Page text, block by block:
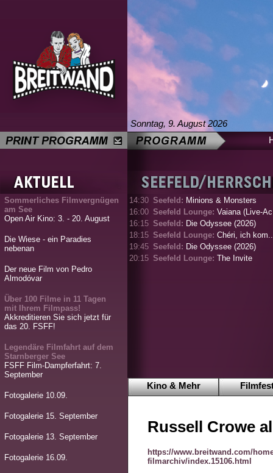
Sonntag, 9. August 2026
Sommerliches Filmvergnügen
am See
Open Air Kino: 3. - 20. August
Die Wiese - ein Paradies
nebenan
Der neue Film von Pedro
Almodóvar
Über 100 Filme in 11 Tagen
mit Ihrem Filmpass!
Akkreditieren Sie sich jetzt für
das 20. FSFF!
Legendäre Filmfahrt auf dem
Starnberger See
FSFF Film-Dampferfahrt: 7.
September
Fotogalerie 10.09.
Fotogalerie 15. September
Fotogalerie 13. September
Fotogalerie 16.09.
14:30 Seefeld: Minions & Monsters
16:00 Seefeld Lounge: Vaiana (Live-
16:15 Seefeld: Die Odyssee (2026)
18:15 Seefeld Lounge: Chéri, ich
19:45 Seefeld: Die Odyssee (2026)
20:15 Seefeld Lounge: The Invite
Kino & Mehr
Russell Crowe
https://www.breitwand.com/
filmarchiv/index.15106.html